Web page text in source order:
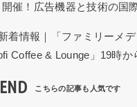
開催！広告機器と技術の国
着情報｜「ファミリーメ
Coffee & Lounge」19時